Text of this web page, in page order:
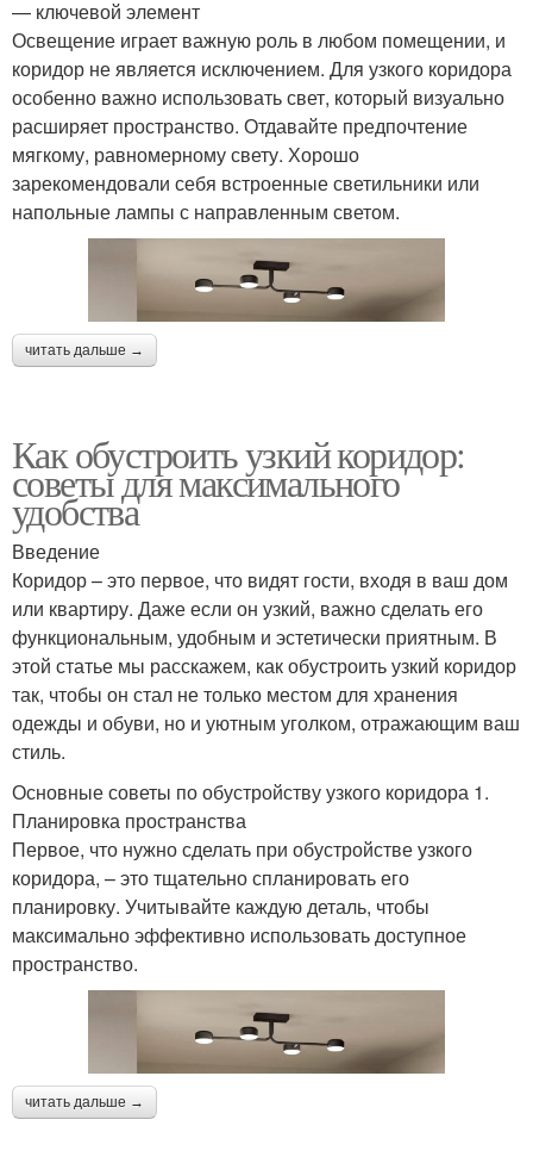
— ключевой элемент
Освещение играет важную роль в любом помещении, и
коридор не является исключением. Для узкого коридора
особенно важно использовать свет, который визуально
расширяет пространство. Отдавайте предпочтение
мягкому, равномерному свету. Хорошо
зарекомендовали себя встроенные светильники или
напольные лампы с направленным светом.
читать дальше →
Как обустроить узкий коридор:
советы для максимального
удобства
Введение
Коридор – это первое, что видят гости, входя в ваш дом
или квартиру. Даже если он узкий, важно сделать его
функциональным, удобным и эстетически приятным. В
этой статье мы расскажем, как обустроить узкий коридор
так, чтобы он стал не только местом для хранения
одежды и обуви, но и уютным уголком, отражающим ваш
стиль.
Основные советы по обустройству узкого коридора 1.
Планировка пространства
Первое, что нужно сделать при обустройстве узкого
коридора, – это тщательно спланировать его
планировку. Учитывайте каждую деталь, чтобы
максимально эффективно использовать доступное
пространство.
читать дальше →